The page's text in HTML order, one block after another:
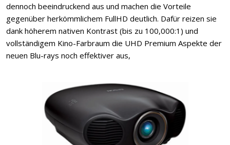
dennoch beeindruckend aus und machen die Vorteile
gegenüber herkömmlichem FullHD deutlich. Dafür reizen sie
dank höherem nativen Kontrast (bis zu 100,000:1) und
vollständigem Kino-Farbraum die UHD Premium Aspekte der
neuen Blu-rays noch effektiver aus,